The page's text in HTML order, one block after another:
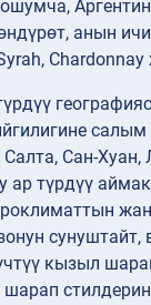
анын
Сан-Хуан,
ар түрдүү
сунуштайт,
кызыл